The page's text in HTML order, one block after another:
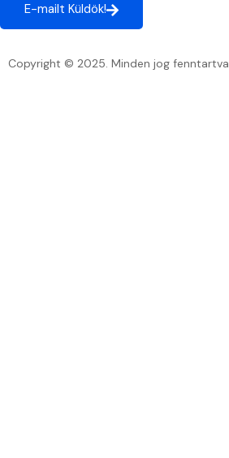
E-mailt Küldök!
Copyright © 2025. Minden jog fenntartva